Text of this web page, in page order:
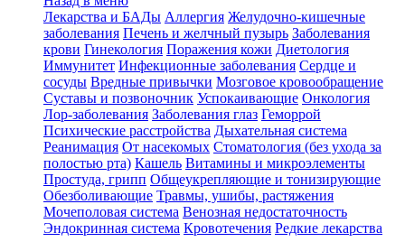
Лекарства и БАДы Аллергия Желудочно-кишечные
заболевания Печень и желчный пузырь Заболевания
крови Гинекология Поражения кожи Диетология
Иммунитет Инфекционные заболевания Сердце и
сосуды Вредные привычки Мозговое кровообращение
Суставы и позвоночник Успокаивающие Онкология
Лор-заболевания Заболевания глаз Геморрой
Психические расстройства Дыхательная система
Реанимация От насекомых Стоматология (без ухода за
полостью рта) Кашель Витамины и микроэлементы
Простуда, грипп Общеукрепляющие и тонизирующие
Обезболивающие Травмы, ушибы, растяжения
Мочеполовая система Венозная недостаточность
Эндокринная система Кровотечения Редкие лекарства